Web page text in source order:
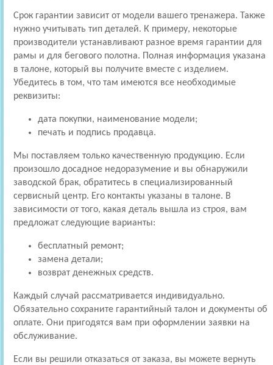
Срок гарантии зависит от модели вашего тренажера. Также
нужно учитывать тип деталей. К примеру, некоторые
производители устанавливают разное время гарантии для
рамы и для бегового полотна. Полная информация указана
в талоне, который вы получите вместе с изделием.
Убедитесь в том, что там имеются все необходимые
реквизиты:
дата покупки, наименование модели;
печать и подпись продавца.
Мы поставляем только качественную продукцию. Если
произошло досадное недоразумение и вы обнаружили
заводской брак, обратитесь в специализированный
сервисный центр. Его контакты указаны в талоне. В
зависимости от того, какая деталь вышла из строя, вам
предложат следующие варианты:
бесплатный ремонт;
замена детали;
возврат денежных средств.
Каждый случай рассматривается индивидуально.
Обязательно сохраните гарантийный талон и документы об
оплате. Они пригодятся вам при оформлении заявки на
обслуживание.
Если вы решили отказаться от заказа, вы можете вернуть